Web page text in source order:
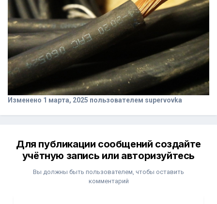
Изменено 1 марта, 2025 пользователем supervovka
Для публикации сообщений создайте
учётную запись или авторизуйтесь
Вы должны быть пользователем, чтобы оставить
комментарий